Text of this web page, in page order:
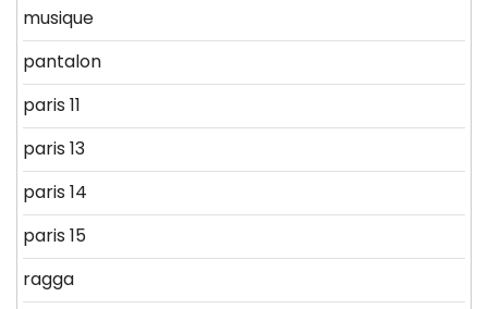
musique
pantalon
paris 11
paris 13
paris 14
paris 15
ragga